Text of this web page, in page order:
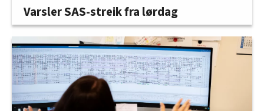
Varsler SAS-streik fra lørdag